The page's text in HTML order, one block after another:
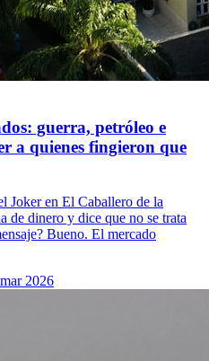
guerra, petróleo e
a quienes fingieron que
Joker en El Caballero de la
de dinero y dice que no se trata
Bueno. El mercado
2026